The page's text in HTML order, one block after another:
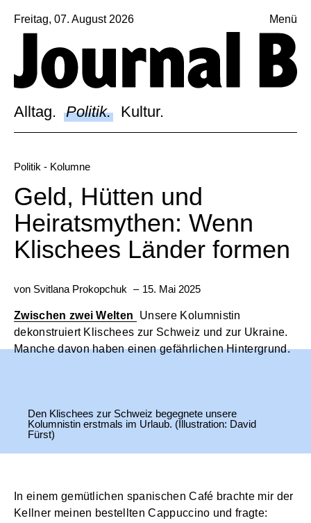
Freitag, 07. August 2026
Alltag. Politik. Kultur.
Menü
Sagt, was Bern bewegt
Alltag.
Politik.
Kultur.
Dossier.
Suche.
Politik - Kolumne
Geld, Hütten und
Heiratsmythen: Wenn
Klischees Länder formen
von Svitlana Prokopchuk – 15. Mai 2025
Zwischen zwei Welten
Unsere Kolumnistin
dekonstruiert Klischees zur Schweiz und zur Ukraine.
Manche davon haben einen gefährlichen Hintergrund.
Den Klischees zur Schweiz begegnete unsere
Kolumnistin erstmals im Urlaub. (Illustration: David
Fürst)
In einem gemütlichen spanischen Café brachte mir der
Kellner meinen bestellten Cappuccino und fragte: